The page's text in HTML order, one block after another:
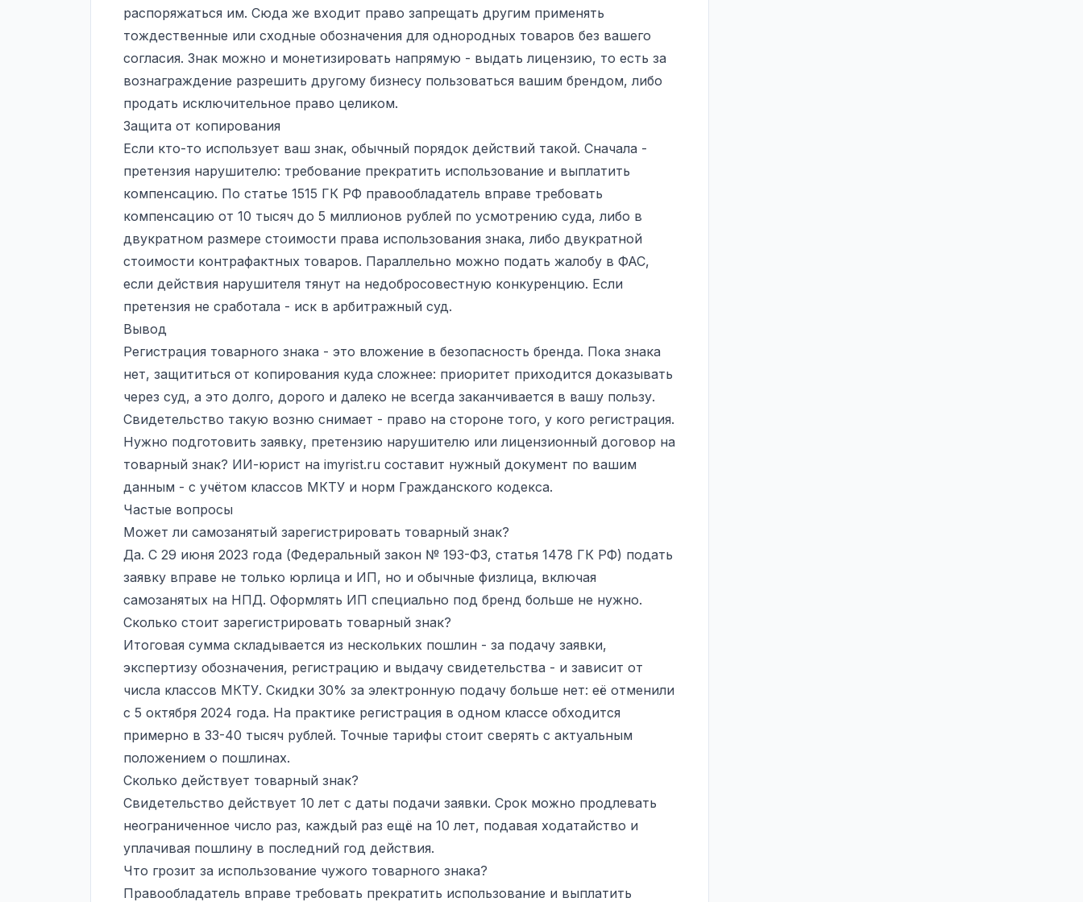
распоряжаться им. Сюда же входит право запрещать другим применять
тождественные или сходные обозначения для однородных товаров без вашего
согласия. Знак можно и монетизировать напрямую - выдать лицензию, то есть за
вознаграждение разрешить другому бизнесу пользоваться вашим брендом, либо
продать исключительное право целиком.
Защита от копирования
Если кто-то использует ваш знак, обычный порядок действий такой. Сначала -
претензия нарушителю: требование прекратить использование и выплатить
компенсацию. По статье 1515 ГК РФ правообладатель вправе требовать
компенсацию от 10 тысяч до 5 миллионов рублей по усмотрению суда, либо в
двукратном размере стоимости права использования знака, либо двукратной
стоимости контрафактных товаров. Параллельно можно подать жалобу в ФАС,
если действия нарушителя тянут на недобросовестную конкуренцию. Если
претензия не сработала - иск в арбитражный суд.
Вывод
Регистрация товарного знака - это вложение в безопасность бренда. Пока знака
нет, защититься от копирования куда сложнее: приоритет приходится доказывать
через суд, а это долго, дорого и далеко не всегда заканчивается в вашу пользу.
Свидетельство такую возню снимает - право на стороне того, у кого регистрация.
Нужно подготовить заявку, претензию нарушителю или лицензионный договор на
товарный знак? ИИ-юрист на imyrist.ru составит нужный документ по вашим
данным - с учётом классов МКТУ и норм Гражданского кодекса.
Частые вопросы
Может ли самозанятый зарегистрировать товарный знак?
Да. С 29 июня 2023 года (Федеральный закон № 193-ФЗ, статья 1478 ГК РФ) подать
заявку вправе не только юрлица и ИП, но и обычные физлица, включая
самозанятых на НПД. Оформлять ИП специально под бренд больше не нужно.
Сколько стоит зарегистрировать товарный знак?
Итоговая сумма складывается из нескольких пошлин - за подачу заявки,
экспертизу обозначения, регистрацию и выдачу свидетельства - и зависит от
числа классов МКТУ. Скидки 30% за электронную подачу больше нет: её отменили
с 5 октября 2024 года. На практике регистрация в одном классе обходится
примерно в 33-40 тысяч рублей. Точные тарифы стоит сверять с актуальным
положением о пошлинах.
Сколько действует товарный знак?
Свидетельство действует 10 лет с даты подачи заявки. Срок можно продлевать
неограниченное число раз, каждый раз ещё на 10 лет, подавая ходатайство и
уплачивая пошлину в последний год действия.
Что грозит за использование чужого товарного знака?
Правообладатель вправе требовать прекратить использование и выплатить